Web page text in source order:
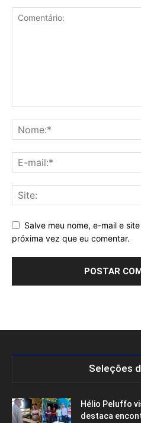
Salve meu nome, e-mail e
próxima vez que eu comentar.
Seleções
Hélio Peluffo
destaca